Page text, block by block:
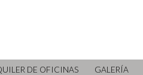
DE OFICINAS GALERÍA